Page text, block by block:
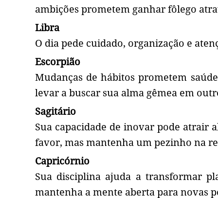
ambições prometem ganhar fôlego
Libra
O dia pede cuidado, organização e
Escorpião
Mudanças de hábitos prometem
levar a buscar sua alma gêmea em
Sagitário
Sua capacidade de inovar pode atrair
favor, mas mantenha um pezinho na
Capricórnio
Sua disciplina ajuda a transformar
mantenha a mente aberta para novas